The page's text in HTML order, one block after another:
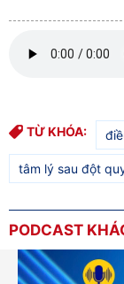
TỪ KHÓA:
tâm lý sau đột
PODCAST